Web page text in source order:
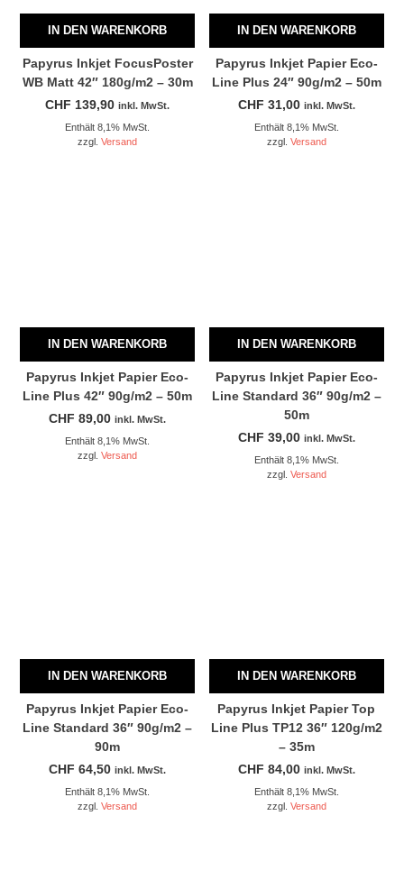
IN DEN WARENKORB
Papyrus Inkjet FocusPoster
WB Matt 42″ 180g/m2 – 30m
CHF 139,90 inkl. MwSt.
Enthält 8,1% MwSt.
zzgl.Versand
IN DEN WARENKORB
Papyrus Inkjet Papier Eco-
Line Plus 24″ 90g/m2 – 50m
CHF 31,00 inkl. MwSt.
Enthält 8,1% MwSt.
zzgl. Versand
IN DEN WARENKORB
Papyrus Inkjet Papier Eco-
Line Plus 42″ 90g/m2 – 50m
CHF 89,00 inkl. MwSt.
Enthält 8,1% MwSt.
zzgl.Versand
IN DEN WARENKORB
Papyrus Inkjet Papier Eco-
Line Standard 36″ 90g/m2 –
50m
CHF 39,00 inkl. MwSt.
Enthält 8,1% MwSt.
zzgl. Versand
IN DEN WARENKORB
Papyrus Inkjet Papier Eco-
Line Standard 36″ 90g/m2 –
90m
CHF 64,50 inkl. MwSt.
Enthält 8,1% MwSt.
zzgl.Versand
IN DEN WARENKORB
Papyrus Inkjet Papier Top
Line Plus TP12 36″ 120g/m2
– 35m
CHF 84,00 inkl. MwSt.
Enthält 8,1% MwSt.
zzgl. Versand